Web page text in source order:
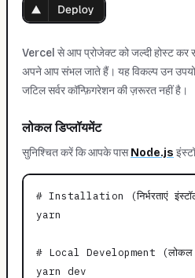
Vercel से आप प्रोजेक्ट को जल्दी होस्ट कर
अपने आप संभल जाते हैं। यह विकल्प उन
जटिल सर्वर कॉन्फ़िगरेशन की ज़रूरत नहीं है।
लोकल डिप्लॉयमेंट
सुनिश्चित करें कि आपके पासNode.js
# Installation (निर्भरताएं
yarn
# Local Development (लोकल
yarn dev